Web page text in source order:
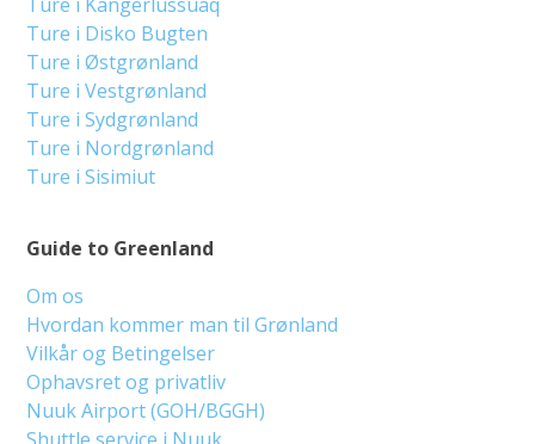
Guide to Greenland
Om os
Hvordan kommer man til Grønland
Vilkår og Betingelser
Ophavsret og privatliv
Nuuk Airport (GOH/BGGH)
Ture i Disko Bugten
Ture i Østgrønland
Ture i Vestgrønland
Ture i Sydgrønland
Ture i Nordgrønland
Ture i Sisimiut